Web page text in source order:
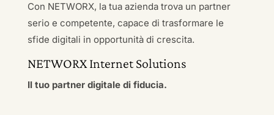
Con NETWORX, la tua azienda trova un partner
serio e competente, capace di trasformare le
sfide digitali in opportunità di crescita.
NETWORX Internet Solutions
Il tuo partner digitale di fiducia.